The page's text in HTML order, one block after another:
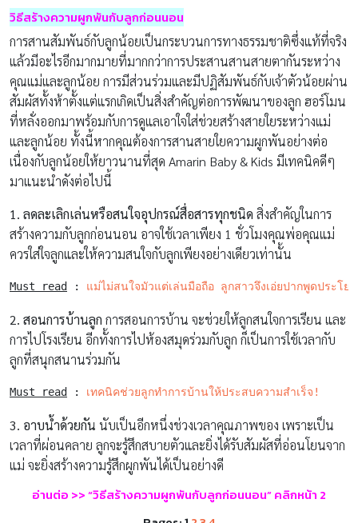
วิธีสร้างความผูกพันกับลูกก่อนนอน
การสานสัมพันธ์กับลูกน้อยเป็นกระบวนการทางธรรมชาติซึ่งแท้ที่จริง
แล้วมีอะไรอีกมากมายที่มากกว่าการประสานสานสายตากันระหว่าง
คุณแม่และลูกน้อย การมีส่วนร่วมและมีปฏิสัมพันธ์กับเจ้าตัวน้อยผ่าน
สัมผัสทั้งห้าตั้งแต่แรกเกิดเป็นสิ่งสำคัญต่อการพัฒนาของลูก ฮอร์โมน
ที่หลั่งออกมาพร้อมกับการดูแลเอาใจใส่ช่วยสร้างสายใยระหว่างแม่
และลูกน้อย ทั้งนี้หากคุณต้องการสานสายใยความผูกพันอย่างต่อ
เนื่องกับลูกน้อยให้ยาวนานที่สุด Amarin Baby & Kids มีเทคนิคดีๆ
มาแนะนำดังต่อไปนี้
1. ลดละเลิกเล่นหรือสนใจอุปกรณ์สื่อสารทุกชนิด สิ่งสำคัญในการ
สร้างความกับลูกก่อนนอน อาจใช้เวลาเพียง 1 ชั่วโมงคุณพ่อคุณแม่
ควรใส่ใจลูกและให้ความสนใจกับลูกเพียงอย่างเดียวเท่านั้น
Must read : แม่ไม่สนใจมัวแต่เล่นมือถือ ลูกสาวจึงเอ่ยปากพูดประโย
2. สอนการบ้านลูก การสอนการบ้าน จะช่วยให้ลูกสนใจการเรียน และ
การไปโรงเรียน อีกทั้งการไปห้องสมุดร่วมกับลูก ก็เป็นการใช้เวลากับ
ลูกที่สนุกสนานร่วมกัน
Must read : เทคนิคช่วยลูกทำการบ้านให้ประสบความสำเร็จ!
3. อาบน้ำด้วยกัน นับเป็นอีกหนึ่งช่วงเวลาคุณภาพของ เพราะเป็น
เวลาที่ผ่อนคลาย ลูกจะรู้สึกสบายตัวและยิ่งได้รับสัมผัสที่อ่อนโยนจาก
แม่ จะยิ่งสร้างความรู้สึกผูกพันได้เป็นอย่างดี
อ่านต่อ >>“วิธีสร้างความผูกพันกับลูกก่อนนอน” คลิกหน้า 2